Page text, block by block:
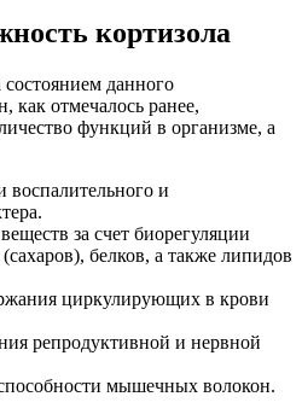
кортизола
данного
как отмечалось ранее,
функций в организме, а
воспалительного и
за счет биорегуляции
белков, а также липидов
циркулирующих в крови
репродуктивной и нервной
мышечных волокон.